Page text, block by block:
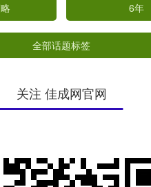
6年
全部话题标签
关注 佳成网官网